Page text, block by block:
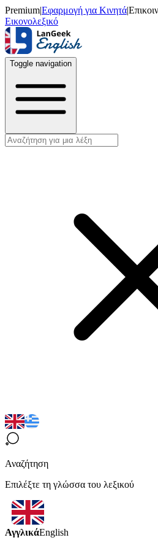
Premium|Εφαρμογή για Κινητά|
Εικονολεξικό
Toggle navigation
Αναζήτηση
Επιλέξτε τη γλώσσα του λεξικού
ΑγγλικάEnglish